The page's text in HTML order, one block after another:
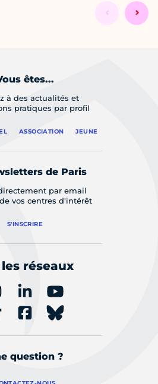
êtes...
à des actualités et
pratiques par profil
ASSOCIATION JEUNE
de Paris
par email
vos centres d'intérêt
S'INSCRIRE
réseaux
question ?